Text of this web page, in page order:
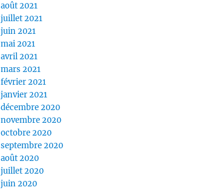
août 2021
juillet 2021
juin 2021
mai 2021
avril 2021
mars 2021
février 2021
janvier 2021
décembre 2020
novembre 2020
octobre 2020
septembre 2020
août 2020
juillet 2020
juin 2020